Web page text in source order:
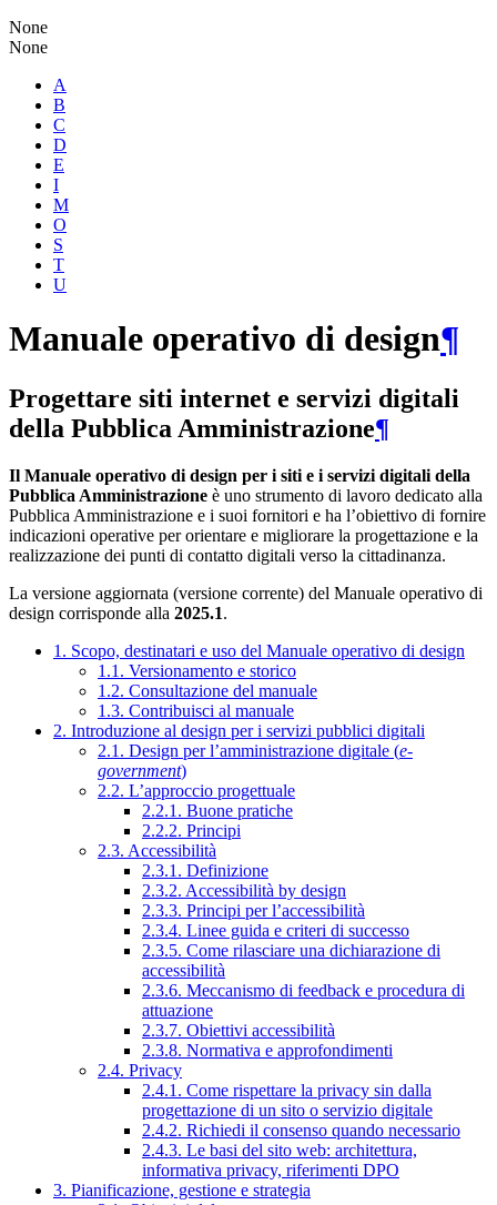
None
None
A
B
C
D
E
I
M
O
S
T
U
Manuale operativo di design¶
Progettare siti internet e servizi digitali
della Pubblica Amministrazione¶
Il Manuale operativo di design per i siti e i servizi digitali della
Pubblica Amministrazione è uno strumento di lavoro dedicato alla
Pubblica Amministrazione e i suoi fornitori e ha l’obiettivo di fornire
indicazioni operative per orientare e migliorare la progettazione e la
realizzazione dei punti di contatto digitali verso la cittadinanza.
La versione aggiornata (versione corrente) del Manuale operativo di
design corrisponde alla 2025.1.
1. Scopo, destinatari e uso del Manuale operativo di design
1.1. Versionamento e storico
1.2. Consultazione del manuale
1.3. Contribuisci al manuale
2. Introduzione al design per i servizi pubblici digitali
2.1. Design per l’amministrazione digitale (e-
government)
2.2. L’approccio progettuale
2.2.1. Buone pratiche
2.2.2. Principi
2.3. Accessibilità
2.3.1. Definizione
2.3.2. Accessibilità by design
2.3.3. Principi per l’accessibilità
2.3.4. Linee guida e criteri di successo
2.3.5. Come rilasciare una dichiarazione di
accessibilità
2.3.6. Meccanismo di feedback e procedura di
attuazione
2.3.7. Obiettivi accessibilità
2.3.8. Normativa e approfondimenti
2.4. Privacy
2.4.1. Come rispettare la privacy sin dalla
progettazione di un sito o servizio digitale
2.4.2. Richiedi il consenso quando necessario
2.4.3. Le basi del sito web: architettura,
informativa privacy, riferimenti DPO
3. Pianificazione, gestione e strategia